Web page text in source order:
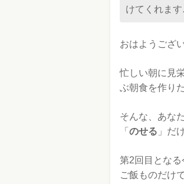
けてくれます
おはようござ
忙しい朝に見
ぶ朝食を作り
そんな、あな
「 のせる 」だ
第2回目となる
ご飯ものだけ